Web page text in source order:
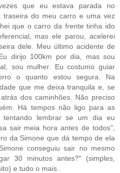
que eu estava parada no
traseira do meu carro e uma vez
que o carro da frente tinha ido
mas ele parou, acelerei
dele. Meu último acidente de
dirijo 100km por dia, mas sou
sou mulher. Eu costumo guiar
o quanto estou segura. Na
que me deixa tranquila e, se
dos caminhões. Não preciso
Há tempos não ligo para as
tentando lembrar se um dia eu
sair meia hora antes de todos",
da Simone que dá tempo de ela
conseguiu sair no mesmo
30 minutos antes?" (simples,
e tudo o mais.